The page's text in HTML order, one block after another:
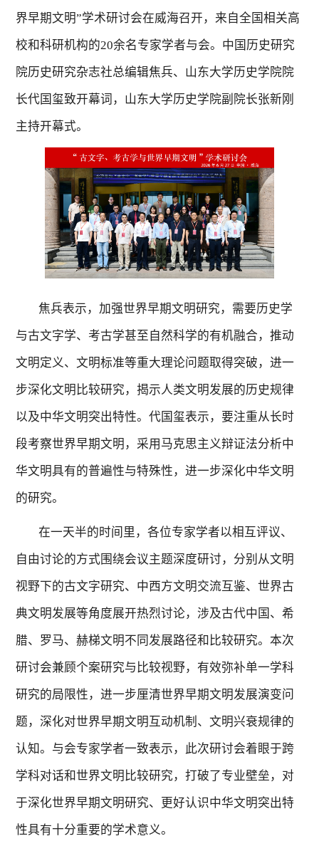
界早期文明”学术研讨会在威海召开，来自全国相关高
校和科研机构的20余名专家学者与会。中国历史研究
院历史研究杂志社总编辑焦兵、山东大学历史学院院
长代国玺致开幕词，山东大学历史学院副院长张新刚
主持开幕式。
焦兵表示，加强世界早期文明研究，需要历史学
与古文字学、考古学甚至自然科学的有机融合，推动
文明定义、文明标准等重大理论问题取得突破，进一
步深化文明比较研究，揭示人类文明发展的历史规律
以及中华文明突出特性。代国玺表示，要注重从长时
段考察世界早期文明，采用马克思主义辩证法分析中
华文明具有的普遍性与特殊性，进一步深化中华文明
的研究。
在一天半的时间里，各位专家学者以相互评议、
自由讨论的方式围绕会议主题深度研讨，分别从文明
视野下的古文字研究、中西方文明交流互鉴、世界古
典文明发展等角度展开热烈讨论，涉及古代中国、希
腊、罗马、赫梯文明不同发展路径和比较研究。本次
研讨会兼顾个案研究与比较视野，有效弥补单一学科
研究的局限性，进一步厘清世界早期文明发展演变问
题，深化对世界早期文明互动机制、文明兴衰规律的
认知。与会专家学者一致表示，此次研讨会着眼于跨
学科对话和世界文明比较研究，打破了专业壁垒，对
于深化世界早期文明研究、更好认识中华文明突出特
性具有十分重要的学术意义。